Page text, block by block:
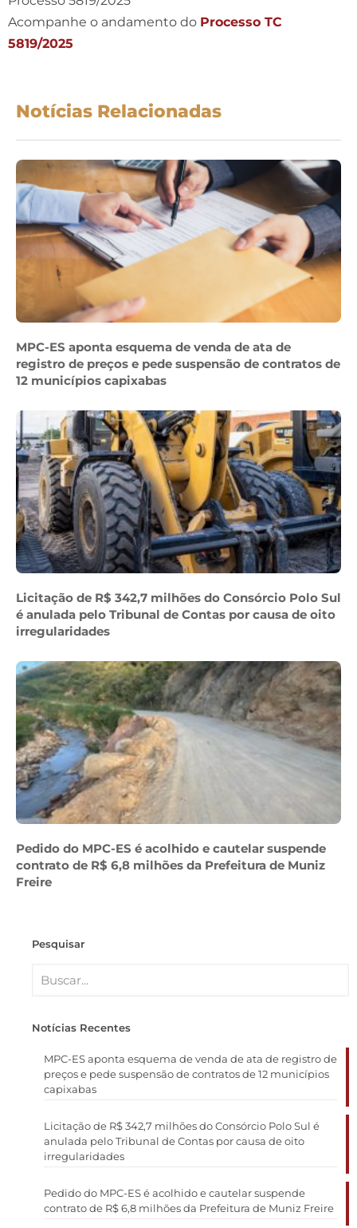
Acompanhe o andamento do Processo TC
5819/2025
Notícias Relacionadas
MPC-ES aponta esquema de venda de ata de
registro de preços e pede suspensão de contratos de
12 municípios capixabas
Licitação de R$ 342,7 milhões do Consórcio Polo Sul
é anulada pelo Tribunal de Contas por causa de oito
irregularidades
Pedido do MPC-ES é acolhido e cautelar suspende
contrato de R$ 6,8 milhões da Prefeitura de Muniz
Freire
Pesquisar
Notícias Recentes
MPC-ES aponta esquema de venda de ata de registro de
preços e pede suspensão de contratos de 12 municípios
capixabas
Licitação de R$ 342,7 milhões do Consórcio Polo Sul é
anulada pelo Tribunal de Contas por causa de oito
irregularidades
Pedido do MPC-ES é acolhido e cautelar suspende
contrato de R$ 6,8 milhões da Prefeitura de Muniz Freire